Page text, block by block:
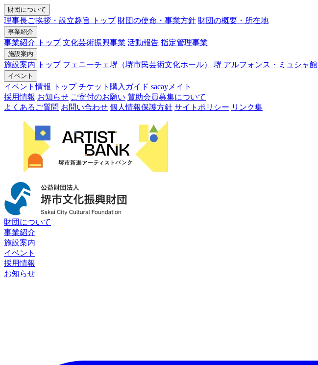
財団について
理事長ご挨拶・設立趣旨 トップ 財団の使命・事業方針 財団の概要・所在地
事業紹介
事業紹介 トップ 文化芸術振興事業 活動報告 指定管理事業
施設案内
施設案内 トップ フェニーチェ堺（堺市民芸術文化ホール） 堺 アルフォンス・ミュシャ館
イベント
イベント情報 トップ チケット購入ガイド sacayメイト
採用情報 お知らせ ご寄付のお願い 賛助会員募集について
よくあるご質問 お問い合わせ 個人情報保護方針 サイトポリシー リンク集
財団について
事業紹介
施設案内
イベント
採用情報
お知らせ